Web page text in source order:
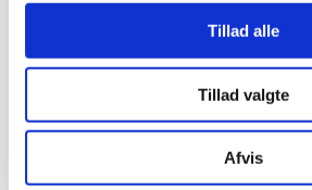
Tillad alle
Tillad valgte
Afvis
skattesager
SKATTE- OG AFGIFTSPROCES,
Hos FALK HANSEN
de bedste resultater
tillidsfuldt samarbejde –